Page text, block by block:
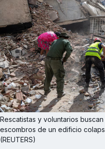
Rescatistas y voluntarios
escombros de un edificio
(REUTERS)